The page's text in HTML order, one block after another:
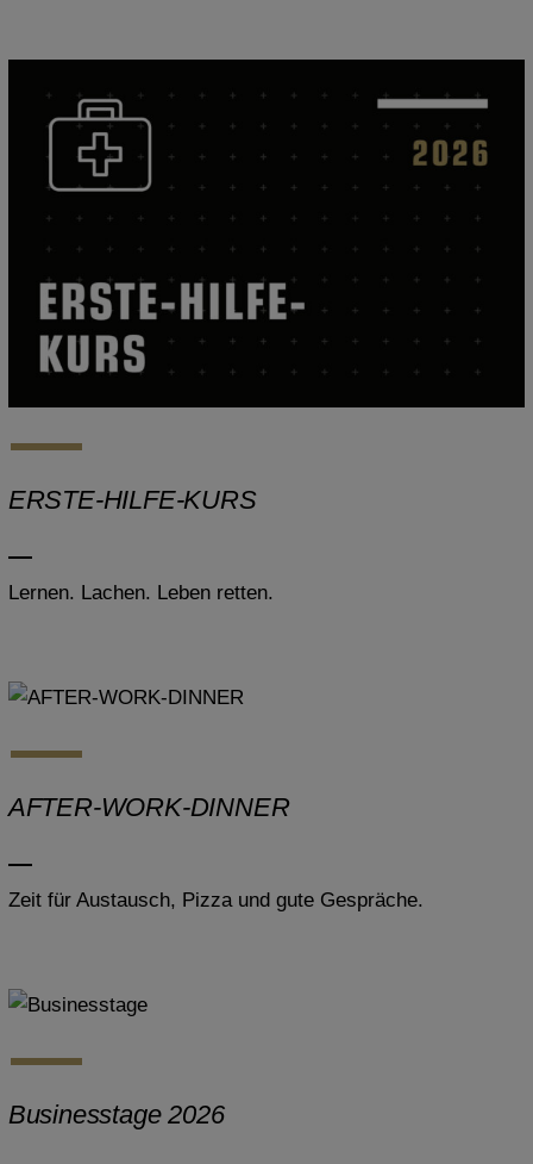
ERSTE-HILFE-KURS
Lernen. Lachen. Leben retten.
AFTER-WORK-DINNER
Zeit für Austausch, Pizza und gute Gespräche.
Businesstage 2026